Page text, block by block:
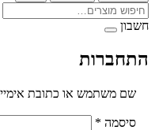
משתמש או כתובת אימייל*
*חובה